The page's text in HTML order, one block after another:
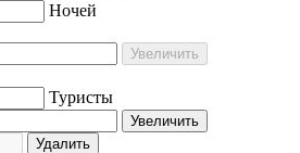
Ночей
Увеличить
Туристы
Увеличить
Удалить